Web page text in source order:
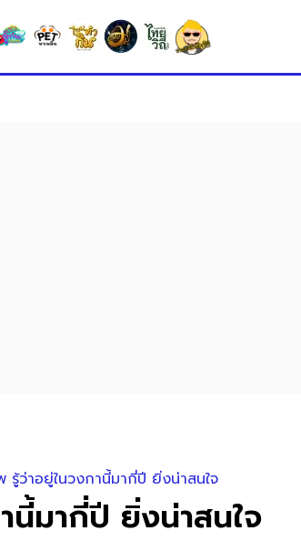
รู้ว่าอยู่ในวงกานี้มากี่ปี ยิ่งน่าสนใจ
นี้มากี่ปี ยิ่งน่าสนใจ